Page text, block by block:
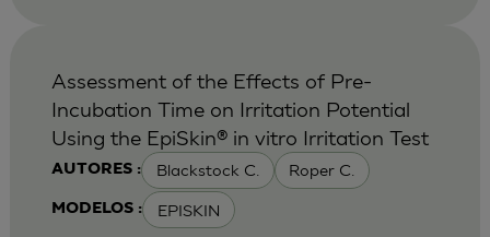
AUTORES : Blackstock C. Roper C.
MODELOS : EPISKIN
Assessment of the Effects of Pre-
Incubation Time on Irritation Potential
Using the EpiSkin® in vitro Irritation Test